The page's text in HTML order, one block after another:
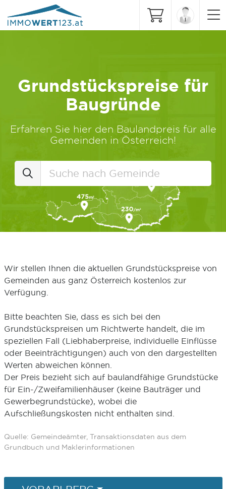
Grundstückspreise für
Baugründe
Erfahren Sie hier den Baulandpreis für alle
Gemeinden in Österreich!
Wir stellen Ihnen die aktuellen Grundstückspreise von
Gemeinden aus ganz Österreich kostenlos zur
Verfügung.
Bitte beachten Sie, dass es sich bei den
Grundstückspreisen um Richtwerte handelt, die im
speziellen Fall (Liebhaberpreise, individuelle Einflüsse
oder Beeinträchtigungen) auch von den dargestellten
Werten abweichen können.
Der Preis bezieht sich auf baulandfähige Grundstücke
für Ein-/Zweifamilienhäuser (keine Bauträger und
Gewerbegrundstücke), wobei die
Aufschließungskosten nicht enthalten sind.
Quelle: Gemeindeämter, Transaktionsdaten aus dem
Grundbuch und Maklerinformationen